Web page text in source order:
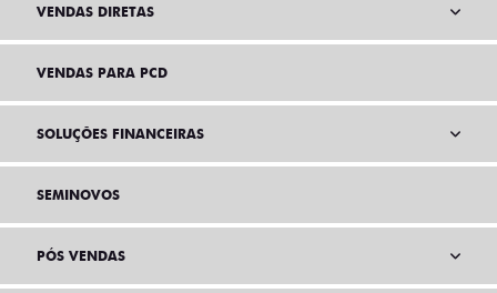
VENDAS DIRETAS
VENDAS PARA PCD
SOLUÇÕES FINANCEIRAS
SEMINOVOS
PÓS VENDAS